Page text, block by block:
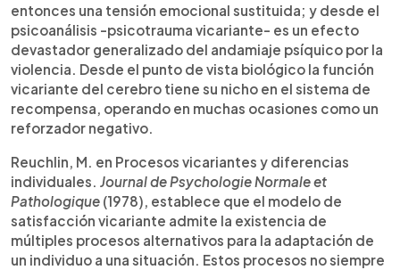
entonces una tensión emocional sustituida; y desde el
psicoanálisis -psicotrauma vicariante- es un efecto
devastador generalizado del andamiaje psíquico por la
violencia. Desde el punto de vista biológico la función
vicariante del cerebro tiene su nicho en el sistema de
recompensa, operando en muchas ocasiones como un
reforzador negativo.
Reuchlin, M. en Procesos vicariantes y diferencias
individuales. Journal de Psychologie Normale et
Pathologique (1978), establece que el modelo de
satisfacción vicariante admite la existencia de
múltiples procesos alternativos para la adaptación de
un individuo a una situación. Estos procesos no siempre